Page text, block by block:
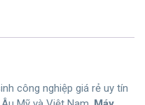
công nghiệp giá rẻ uy tín